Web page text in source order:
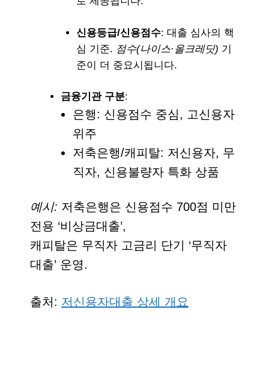
신용등급/신용점수: 대출 심사의 핵
심 기준. 점수(나이스·올크레딧) 기
준이 더 중요시됩니다.
금융기관 구분:
은행: 신용점수 중심, 고신용자
위주
저축은행/캐피탈: 저신용자, 무
직자, 신용불량자 특화 상품
예시: 저축은행은 신용점수 700점 미만
전용 ‘비상금대출’,
캐피탈은 무직자 고금리 단기 ‘무직자
대출’ 운영.
출처: 저신용자대출 상세 개요